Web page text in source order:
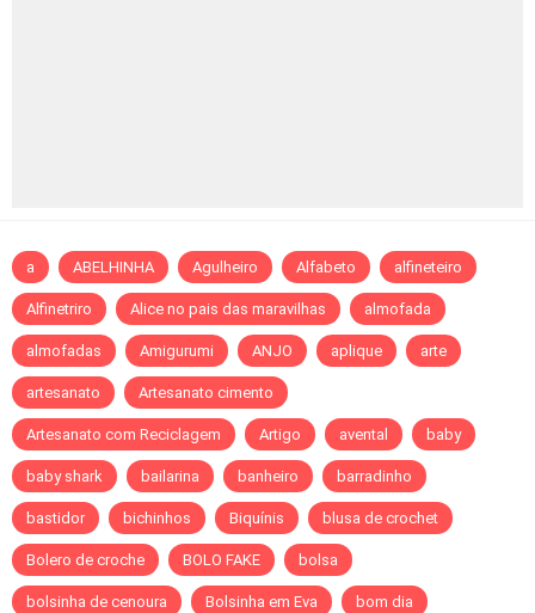
a ABELHINHA Agulheiro Alfabeto alfineteiro
Alfinetriro Alice no pais das maravilhas almofada
almofadas Amigurumi ANJO aplique arte
artesanato Artesanato cimento
Artesanato com Reciclagem Artigo avental baby
baby shark bailarina banheiro barradinho
bastidor bichinhos Biquínis blusa de crochet
Bolero de croche BOLO FAKE bolsa
bolsinha de cenoura Bolsinha em Eva bom dia